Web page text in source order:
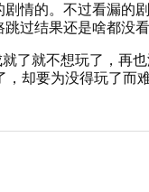
情的。不过看漏的
跳过结果还是啥都
了就不想玩了，再
却要为没得玩了而难